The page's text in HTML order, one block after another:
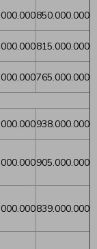
850.000.000
815.000.000
765.000.000
938.000.000
905.000.000
839.000.000